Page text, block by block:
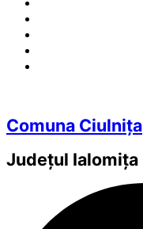
Comuna Ciulnița
Județul Ialomița